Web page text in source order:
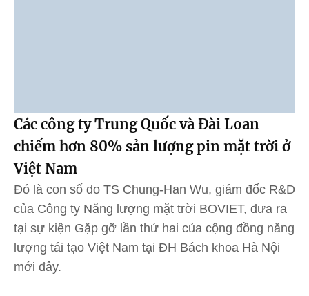
Các công ty Trung Quốc và Đài Loan
chiếm hơn 80% sản lượng pin mặt trời ở
Việt Nam
Đó là con số do TS Chung-Han Wu, giám đốc R&D
của Công ty Năng lượng mặt trời BOVIET, đưa ra
tại sự kiện Gặp gỡ lần thứ hai của cộng đồng năng
lượng tái tạo Việt Nam tại ĐH Bách khoa Hà Nội
mới đây.